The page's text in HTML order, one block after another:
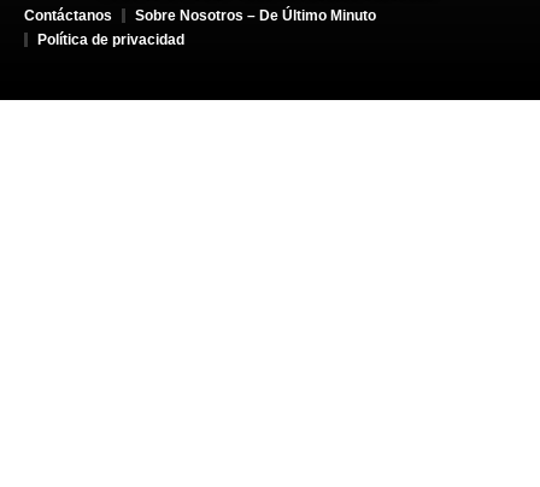
Contáctanos
Sobre Nosotros – De Último Minuto
Política de privacidad